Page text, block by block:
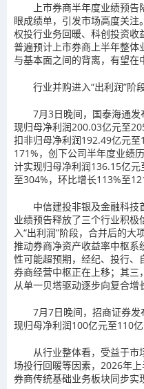
上市券商半年度业绩预告
眼成绩单，引发市场高度关
权投行业务回暖、科创投资
普遍预计上市券商上半年整体
与基本面之间的背离，有望在
行业并购进入“出利润”阶
7月3日晚间，国泰海通发
现归母净利润200.03亿元至
扣非归母净利润192.49亿元
171%，创下公司半年度业绩
计实现归母净利润136.15亿
至304%，环比增长113%至
中信建投非银及金融科技
业绩预告释放了三个行业积极
入“出利润”阶段，合并后的大
推动券商净资产收益率中枢
性可能超预期，经纪、投行、
券商经营中枢正在上移；其三
从单一贝塔驱动逐步向复合增
7月7日晚间，招商证券发
现归母净利润100亿元至110
从行业整体看，受益于市
场投行回暖等因素，2026年上
券商传统基础业务板块同步实